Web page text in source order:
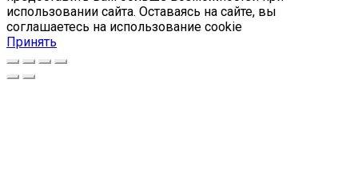
использовании сайта. Оставаясь на сайте, вы
соглашаетесь на использование cookie
Принять